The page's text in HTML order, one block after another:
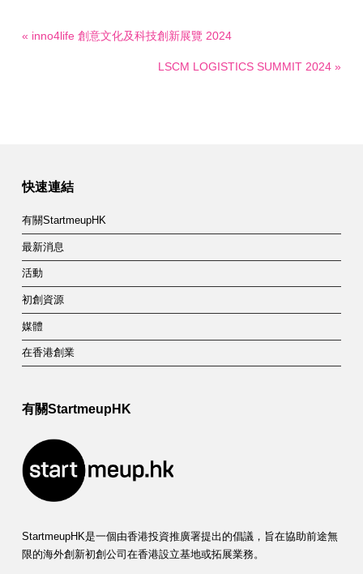
« inno4life 創意文化及科技創新展覽 2024
LSCM LOGISTICS SUMMIT 2024 »
快速連結
有關StartmeupHK
最新消息
活動
初創資源
媒體
在香港創業
有關StartmeupHK
StartmeupHK是一個由香港投資推廣署提出的倡議，旨在協助前途無
限的海外創新初創公司在香港設立基地或拓展業務。